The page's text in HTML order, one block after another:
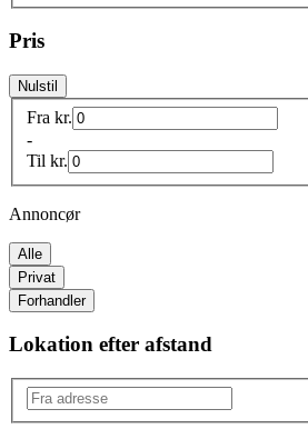
Pris
Nulstil
Fra kr.
-
Til kr.
Annoncør
Alle
Privat
Forhandler
Lokation efter afstand